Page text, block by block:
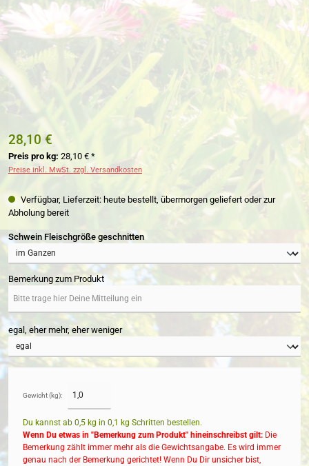
28,10 €
Preis pro kg: 28,10 € *
Preise inkl. MwSt. zzgl. Versandkosten
Verfügbar, Lieferzeit: heute bestellt, übermorgen geliefert oder zur
Abholung bereit
Schwein Fleischgröße geschnittenauswählen
Bemerkung zum Produkt
egal, eher mehr, eher weniger
Gewicht (kg):
Du kannst ab 0,5 kg in 0,1 kg Schritten bestellen.
Wenn Du etwas in "Bemerkung zum Produkt" hineinschreibst gilt: Die
Bemerkung zählt immer mehr als die Gewichtsangabe. Es wird immer
genau nach der Bemerkung gerichtet! Wenn Du Dir unsicher bist,